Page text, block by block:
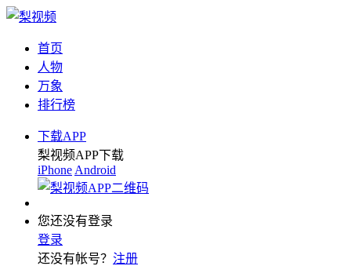
首页
人物
万象
排行榜
下载APP
梨视频APP下载
iPhone Android
您还没有登录
登录
还没有帐号？ 注册